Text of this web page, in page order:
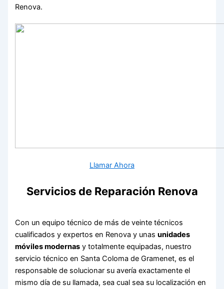
Renova.
Llamar Ahora
Servicios de Reparación Renova
Con un equipo técnico de más de veinte técnicos
cualificados y expertos en Renova y unasunidades
móviles modernas y totalmente equipadas, nuestro
servicio técnico en Santa Coloma de Gramenet, es el
responsable de solucionar su avería exactamente el
mismo día de su llamada, sea cual sea su localización en